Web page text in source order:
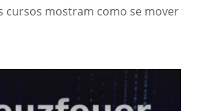
cursos mostram como se mover